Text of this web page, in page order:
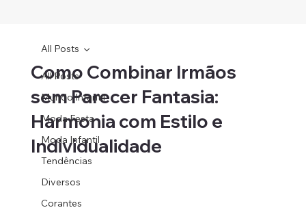
All Posts
Mundo Infantil
Moda Festa
Moda Infantil
Tendências
Diversos
Corantes
All Posts
Como Combinar Irmãos
sem Parecer Fantasia:
Harmonia com Estilo e
Individualidade